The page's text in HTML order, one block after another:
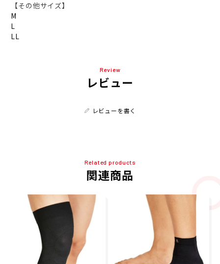
【その他サイズ】
M
L
LL
Review
レビュー
レビューを書く
Related products
関連商品